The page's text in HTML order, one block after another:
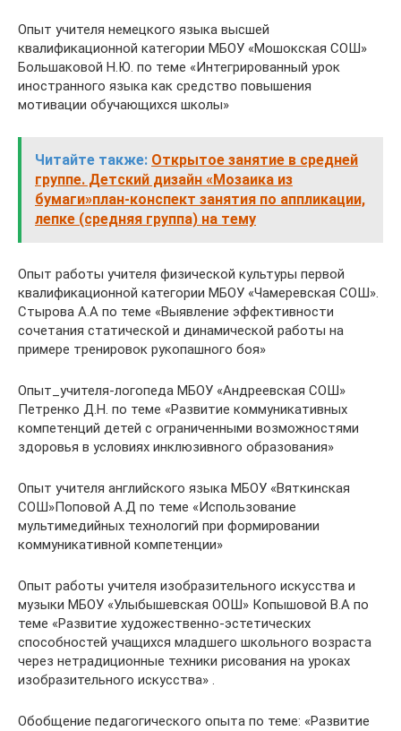
Опыт учителя немецкого языка высшей
квалификационной категории МБОУ «Мошокская СОШ»
Большаковой Н.Ю. по теме «Интегрированный урок
иностранного языка как средство повышения
мотивации обучающихся школы»
Читайте также: Открытое занятие в средней
группе. Детский дизайн «Мозаика из
бумаги»план-конспект занятия по аппликации,
лепке (средняя группа) на тему
Опыт работы учителя физической культуры первой
квалификационной категории МБОУ «Чамеревская СОШ».
Стырова А.А по теме «Выявление эффективности
сочетания статической и динамической работы на
примере тренировок рукопашного боя»
Опыт_учителя-логопеда МБОУ «Андреевская СОШ»
Петренко Д.Н. по теме «Развитие коммуникативных
компетенций детей с ограниченными возможностями
здоровья в условиях инклюзивного образования»
Опыт учителя английского языка МБОУ «Вяткинская
СОШ»Поповой А.Д по теме «Использование
мультимедийных технологий при формировании
коммуникативной компетенции»
Опыт работы учителя изобразительного искусства и
музыки МБОУ «Улыбышевская ООШ» Копышовой В.А по
теме «Развитие художественно-эстетических
способностей учащихся младшего школьного возраста
через нетрадиционные техники рисования на уроках
изобразительного искусства» .
Обобщение педагогического опыта по теме: «Развитие